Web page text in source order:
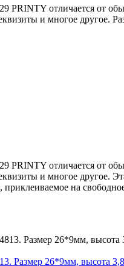
PRINTY отличается от
и многое другое.
PRINTY отличается от
и многое другое.
на
Размер 26*9мм, высота